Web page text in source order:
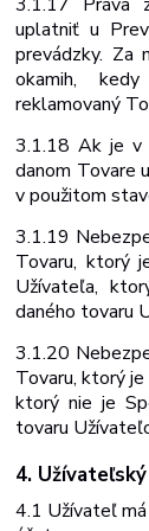
uplatniť u
prevádzky. Za
okamih,
reklamovaný
3.1.18 Ak je v
danom Tovare
v použitom
3.1.19
Tovaru, ktorý
Užívateľa,
daného tovaru
3.1.20
Tovaru, ktorý
ktorý nieje
tovaru
4. Užívateľský
4.1 Užívateľ